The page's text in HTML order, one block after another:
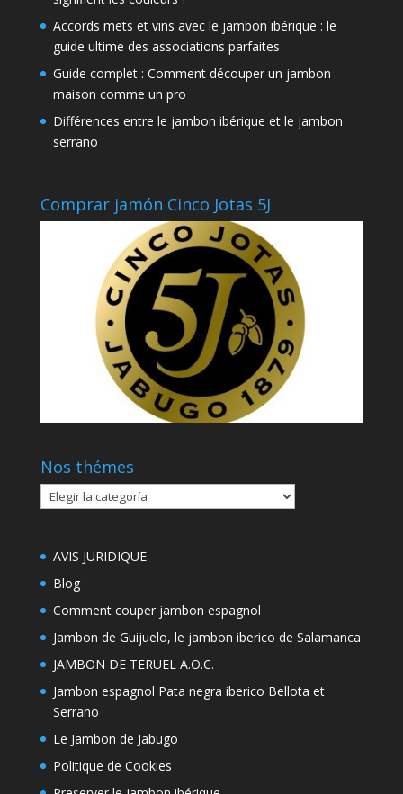
Accords mets et vins avec le jambon ibérique : le
guide ultime des associations parfaites
Guide complet : Comment découper un jambon
maison comme un pro
Différences entre le jambon ibérique et le jambon
serrano
Comprar jamón Cinco Jotas 5J
Nos thémes
Nos
thémes
AVIS JURIDIQUE
Blog
Comment couper jambon espagnol
Jambon de Guijuelo, le jambon iberico de Salamanca
JAMBON DE TERUEL A.O.C.
Jambon espagnol Pata negra iberico Bellota et
Serrano
Le Jambon de Jabugo
Politique de Cookies